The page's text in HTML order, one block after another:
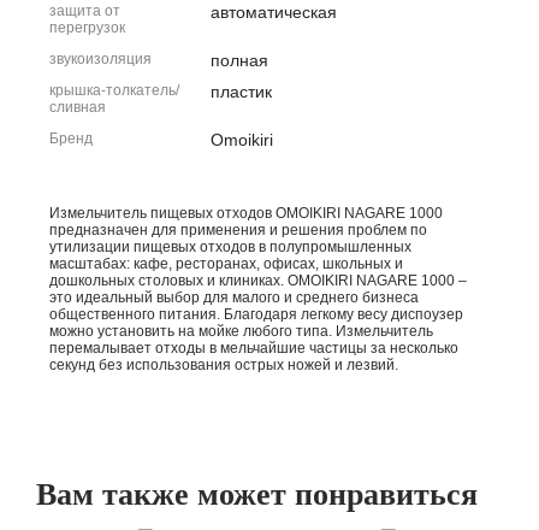
защита от
перегрузок
автоматическая
звукоизоляция полная
крышка-толкатель/
сливная
пластик
Бренд Omoikiri
Измельчитель пищевых отходов OMOIKIRI NAGARE 1000
предназначен для применения и решения проблем по
утилизации пищевых отходов в полупромышленных
масштабах: кафе, ресторанах, офисах, школьных и
дошкольных столовых и клиниках. OMOIKIRI NAGARE 1000 –
это идеальный выбор для малого и среднего бизнеса
общественного питания. Благодаря легкому весу диспоузер
можно установить на мойке любого типа. Измельчитель
перемалывает отходы в мельчайшие частицы за несколько
секунд без использования острых ножей и лезвий.
Вам также может понравиться